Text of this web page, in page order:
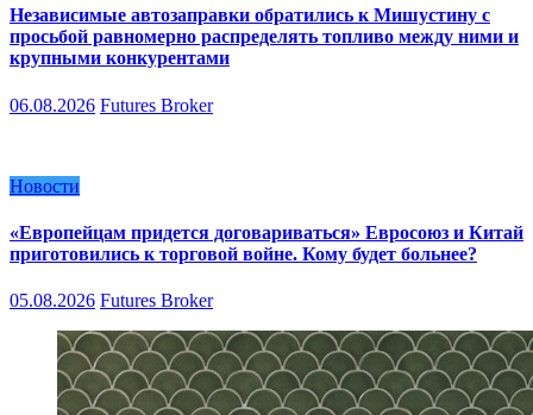
Независимые автозаправки обратились к Мишустину с
просьбой равномерно распределять топливо между ними и
крупными конкурентами
06.08.2026 Futures Broker
Новости
«Европейцам придется договариваться» Евросоюз и Китай
приготовились к торговой войне. Кому будет больнее?
05.08.2026 Futures Broker